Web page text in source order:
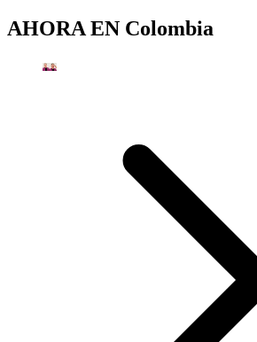
AHORA EN Colombia